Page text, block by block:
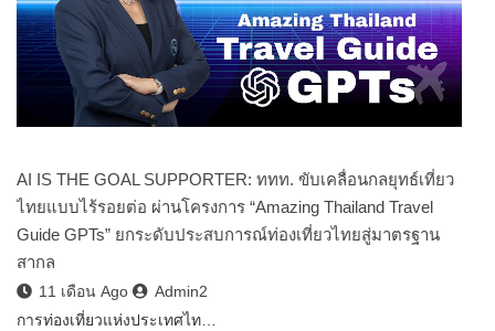
AI IS THE GOAL SUPPORTER: ททท. ขับเคลื่อนกลยุทธ์เที่ยว
ไทยแบบไร้รอยต่อ ผ่านโครงการ “Amazing Thailand Travel
Guide GPTs” ยกระดับประสบการณ์ท่องเที่ยวไทยสู่มาตรฐาน
สากล
11 เดือน Ago
Admin2
การท่องเที่ยวแห่งประเทศไท…